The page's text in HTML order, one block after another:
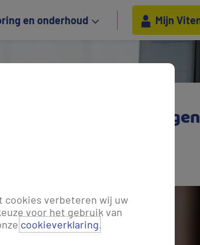
en onderhoud Mijn
Veelgestelde
cookies verbeteren wij uw
voor het gebruik van
cookieverklaring.